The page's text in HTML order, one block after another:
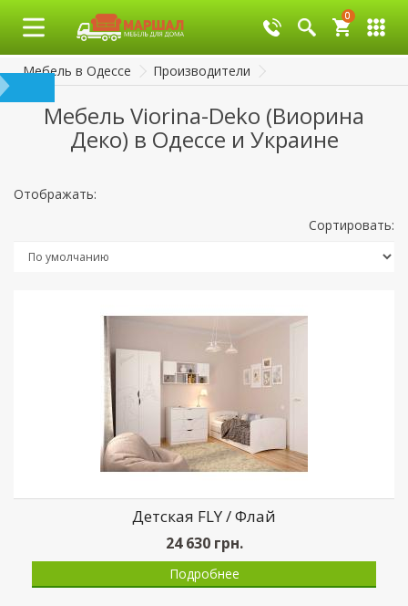
0
0
Мебель в Одессе Производители
Мебель Viorina-Deko (Виорина
Деко) в Одессе и Украине
Отображать:
Сортировать:
Детская FLY / Флай
24 630грн.
Подробнее